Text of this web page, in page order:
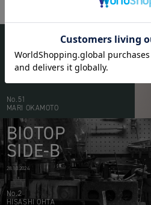
BIOTOP
PEOPLE
No.51
MARI OKAMOTO
BIOTOP
SIDE-B
28.10.2024
No.2
HISASHI OHTA